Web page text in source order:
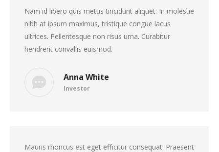
Anna White
Investor
Nam id libero quis metus tincidunt aliquet. In molestie
nibh at ipsum maximus, tristique congue lacus
ultrices. Pellentesque non risus urna. Curabitur
hendrerit convallis euismod.
Mauris rhoncus est eget efficitur consequat. Praesent